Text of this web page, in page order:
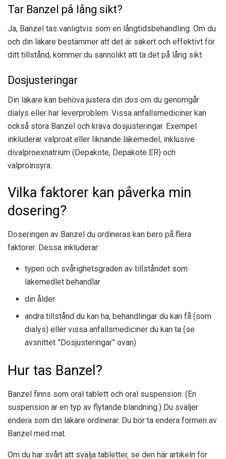
Tar Banzel på lång sikt?
Ja, Banzel tas vanligtvis som en långtidsbehandling. Om du
och din läkare bestämmer att det är säkert och effektivt för
ditt tillstånd, kommer du sannolikt att ta det på lång sikt.
Dosjusteringar
Din läkare kan behöva justera din dos om du genomgår
dialys eller har leverproblem. Vissa anfallsmediciner kan
också störa Banzel och kräva dosjusteringar. Exempel
inkluderar valproat eller liknande läkemedel, inklusive
divalproexnatrium (Depakote, Depakote ER) och
valproinsyra.
Vilka faktorer kan påverka min
dosering?
Doseringen av Banzel du ordineras kan bero på flera
faktorer. Dessa inkluderar:
typen och svårighetsgraden av tillståndet som
läkemedlet behandlar
din ålder
andra tillstånd du kan ha, behandlingar du kan få (som
dialys) eller vissa anfallsmediciner du kan ta (se
avsnittet ”Dosjusteringar” ovan)
Hur tas Banzel?
Banzel finns som oral tablett och oral suspension. (En
suspension är en typ av flytande blandning.) Du sväljer
endera som din läkare ordinerar. Du bör ta endera formen av
Banzel med mat.
Om du har svårt att svälja tabletter, se den här artikeln för